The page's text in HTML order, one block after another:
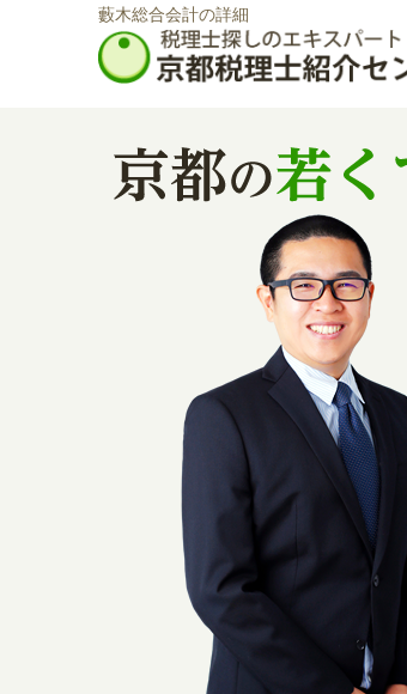
藪木総合会計の詳細